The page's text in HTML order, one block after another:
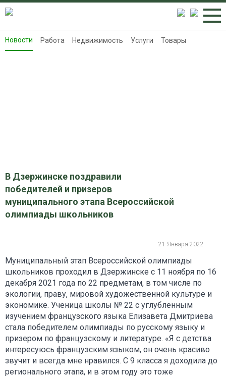
Новости
Новости Работа Недвижимость Услуги Товары
В Дзержинске поздравили
победителей и призеров
муниципального этапа Всероссийской
олимпиады школьников
21 Января 2022
Муниципальный этап Всероссийской олимпиады
школьников проходил в Дзержинске с 11 ноября по 16
декабря 2021 года по 22 предметам, в том числе по
экологии, праву, мировой художественной культуре и
экономике. Ученица школы № 22 с углубленным
изучением французского языка Елизавета Дмитриева
стала победителем олимпиады по русскому языку и
призером по французскому и литературе. «Я с детства
интересуюсь французским языком, он очень красиво
звучит и всегда мне нравился. С 9 класса я доходила до
регионального этапа, и в этом году это тоже